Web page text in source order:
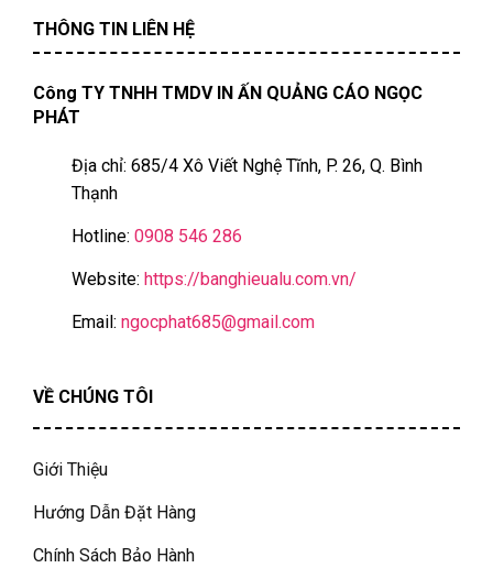
THÔNG TIN LIÊN HỆ
Công TY TNHH TMDV IN ẤN QUẢNG CÁO NGỌC
PHÁT
Địa chỉ: 685/4 Xô Viết Nghệ Tĩnh, P. 26, Q. Bình
Thạnh
Hotline: 0908 546 286
Website: https://banghieualu.com.vn/
Email: ngocphat685@gmail.com
VỀ CHÚNG TÔI
Giới Thiệu
Hướng Dẫn Đặt Hàng
Chính Sách Bảo Hành